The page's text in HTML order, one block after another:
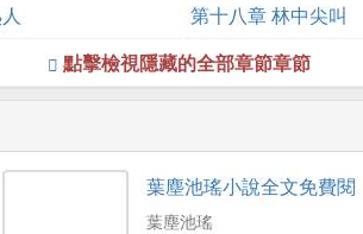
第十八章 林中尖叫
點擊檢視隱藏的全部章節章節
葉塵池瑤小說全文免費閱讀
葉塵池瑤